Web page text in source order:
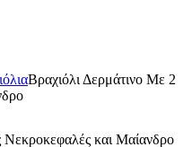
Βραχιόλι Δερμάτινο Με 2
Νεκροκεφαλές και Μαίανδρο